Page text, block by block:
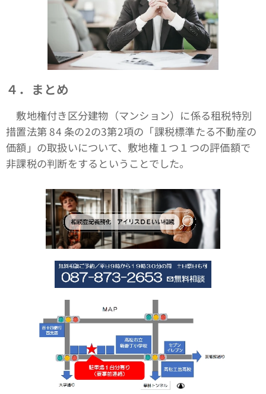
４．まとめ
敷地権付き区分建物（マンション）に係る租税特別
措置法第 84 条の2の3第2項の「課税標準たる不動産の
価額」の取扱いについて、敷地権１つ１つの評価額で
非課税の判断をするということでした。